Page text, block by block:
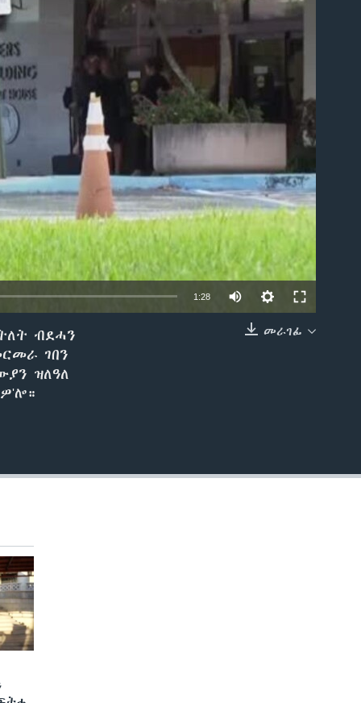
1:28
መራገፊ
ብደሓን
ገበን
ዝለዓለ